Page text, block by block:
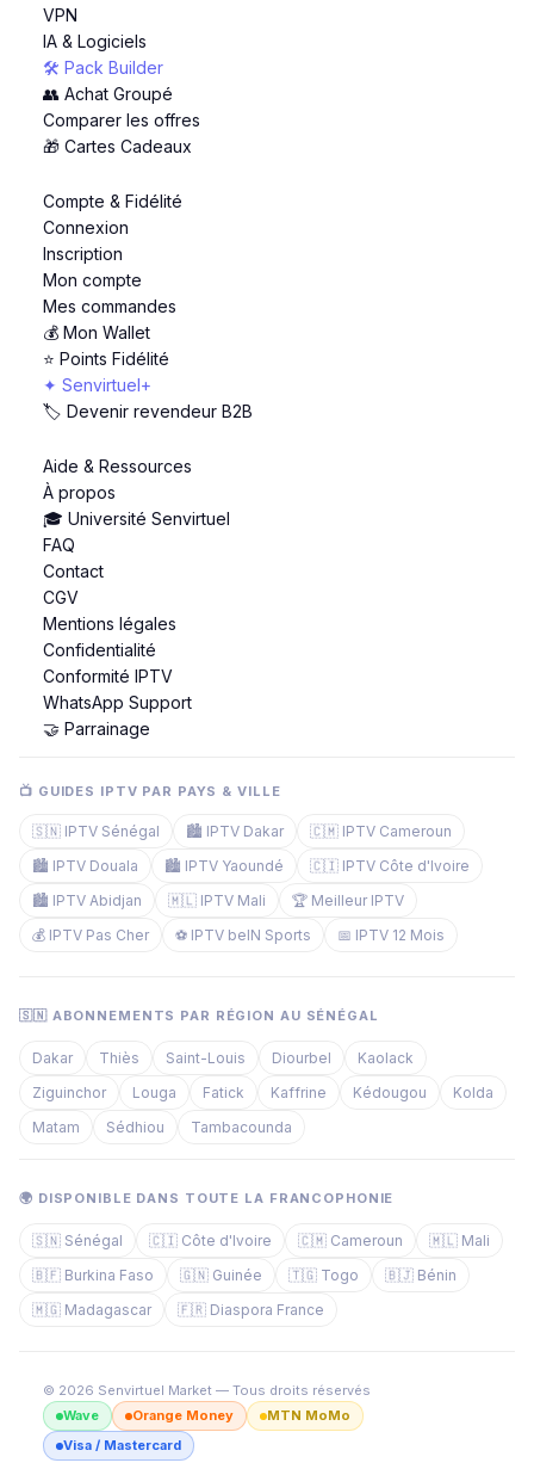
VPN
IA & Logiciels
🛠️ Pack Builder
👥 Achat Groupé
Comparer les offres
🎁 Cartes Cadeaux
Compte & Fidélité
Connexion
Inscription
Mon compte
Mes commandes
💰 Mon Wallet
⭐ Points Fidélité
✦ Senvirtuel+
🏷️ Devenir revendeur B2B
Aide & Ressources
À propos
🎓 Université Senvirtuel
FAQ
Contact
CGV
Mentions légales
Confidentialité
Conformité IPTV
WhatsApp Support
🤝 Parrainage
📺 GUIDES IPTV PAR PAYS & VILLE
🇸🇳 IPTV Sénégal 🏙️ IPTV Dakar
🇨🇲 IPTV Cameroun
🏙️ IPTV Douala
🏙️ IPTV Yaoundé
🇨🇮 IPTV Côte d'Ivoire
🏙️ IPTV Abidjan
🇲🇱 IPTV Mali
🏆 Meilleur IPTV
💰 IPTV Pas Cher
⚽ IPTV beIN Sports 📅 IPTV 12 Mois
🇸🇳 ABONNEMENTS PAR RÉGION AU SÉNÉGAL
Dakar Thiès Saint-Louis Diourbel
Kaolack
Ziguinchor
Louga Fatick Kaffrine Kédougou
Kolda
Matam
Sédhiou Tambacounda
🌍 DISPONIBLE DANS TOUTE LA FRANCOPHONIE
🇸🇳 Sénégal 🇨🇮 Côte d'Ivoire 🇨🇲 Cameroun
🇲🇱 Mali
🇧🇫 Burkina Faso
🇬🇳 Guinée 🇹🇬 Togo
🇧🇯 Bénin
🇲🇬 Madagascar
🇫🇷 Diaspora France
© 2026 Senvirtuel Market — Tous droits réservés
Wave
Orange Money
MTN MoMo
Visa / Mastercard